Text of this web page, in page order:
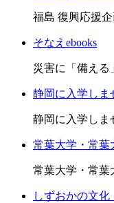
福島 復興応援
そなえebooks
災害に「備える
静岡に入学しま
静岡に入学しま
常葉大学・常葉
常葉大学・常葉
しずおかの文化